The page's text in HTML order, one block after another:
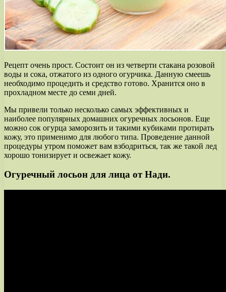
Рецепт очень прост. Состоит он из четверти стакана розовой
воды и сока, отжатого из одного огурчика. Данную смеешь
необходимо процедить и средство готово. Хранится оно в
прохладном месте до семи дней.
Мы привели только несколько самых эффективных и
наиболее популярных домашних огуречных лосьонов. Еще
можно сок огурца заморозить и такими кубиками протирать
кожу, это применимо для любого типа. Проведение данной
процедуры утром поможет вам взбодриться, так же такой лед
хорошо тонизирует и освежает кожу.
Огуречный лосьон для лица от Нади.